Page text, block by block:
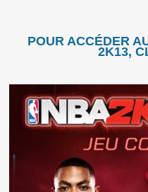
POUR ACCÉDER
2K13,